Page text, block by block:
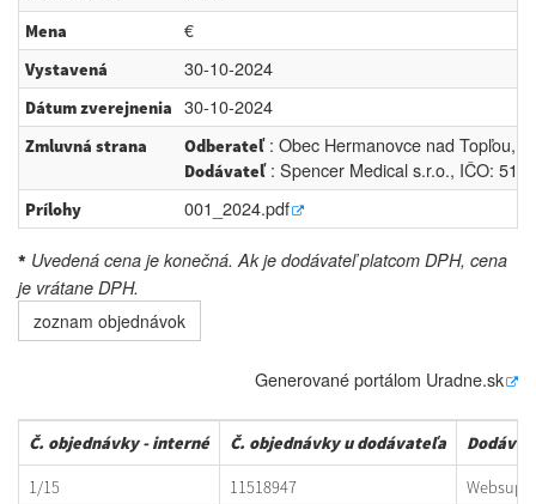
Mena €
Vystavená 30-10-2024
Dátum zverejnenia 30-10-2024
Zmluvná strana Odberateľ: Obec Hermanovce nad Topľou,
Dodávateľ: Spencer Medical s.r.o., IČO:
Prílohy 001_2024.pdf
* Uvedená cena je konečná. Ak je dodávateľ platcom DPH, cena
je vrátane DPH.
zoznam objednávok
Generované portálom Uradne.sk
Č. objednávky - interné Č. objednávky u dodávateľa
1/15 11518947